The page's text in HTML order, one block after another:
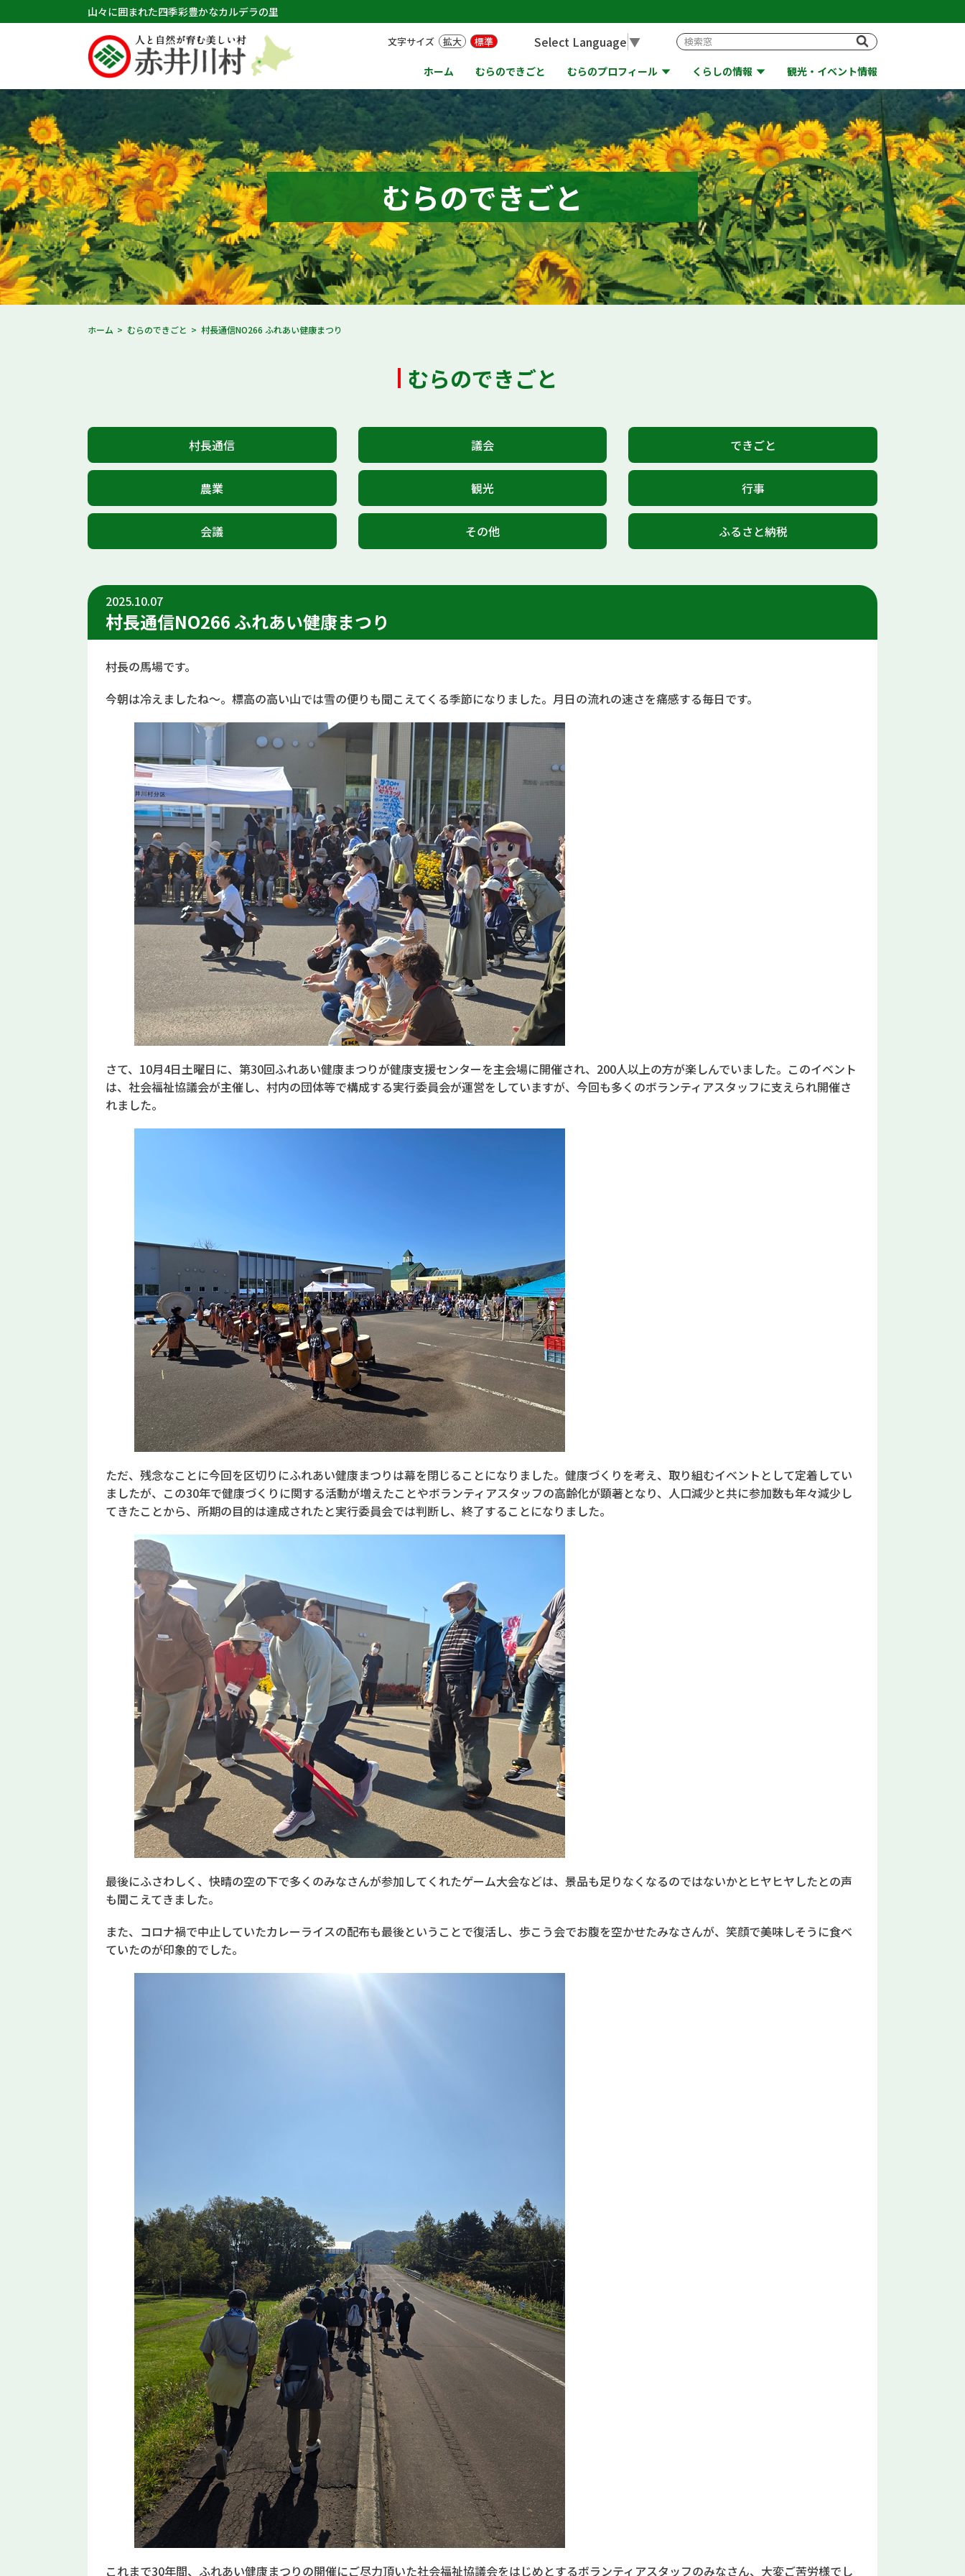
山々に囲まれた四季彩豊かなカルデラの里
ホーム むらのできごと むらのプロフィール くらしの情報 観光・イベント情報
文字サイズ 拡大 標準 Select Language▼
むらのできごと
ホーム むらのできごと 村長通信NO266 ふれあい健康まつり
むらのできごと
村長通信 議会 できごと
農業 観光 行事
会議 その他 ふるさと納税
2025.10.07
村長通信NO266 ふれあい健康まつり
村長の馬場です。
今朝は冷えましたね～。標高の高い山では雪の便りも聞こえてくる季節になりました。月日の流れの速さを痛感する毎日です。
さて、10月4日土曜日に、第30回ふれあい健康まつりが健康支援センターを主会場に開催され、200人以上の方が楽しんでいました。このイベント
は、社会福祉協議会が主催し、村内の団体等で構成する実行委員会が運営をしていますが、今回も多くのボランティアスタッフに支えられ開催さ
れました。
ただ、残念なことに今回を区切りにふれあい健康まつりは幕を閉じることになりました。健康づくりを考え、取り組むイベントとして定着してい
ましたが、この30年で健康づくりに関する活動が増えたことやボランティアスタッフの高齢化が顕著となり、人口減少と共に参加数も年々減少し
てきたことから、所期の目的は達成されたと実行委員会では判断し、終了することになりました。
最後にふさわしく、快晴の空の下で多くのみなさんが参加してくれたゲーム大会などは、景品も足りなくなるのではないかとヒヤヒヤしたとの声
も聞こえてきました。
また、コロナ禍で中止していたカレーライスの配布も最後ということで復活し、歩こう会でお腹を空かせたみなさんが、笑顔で美味しそうに食べ
ていたのが印象的でした。
これまで30年間、ふれあい健康まつりの開催にご尽力頂いた社会福祉協議会をはじめとするボランティアスタッフのみなさん、大変ご苦労様でし